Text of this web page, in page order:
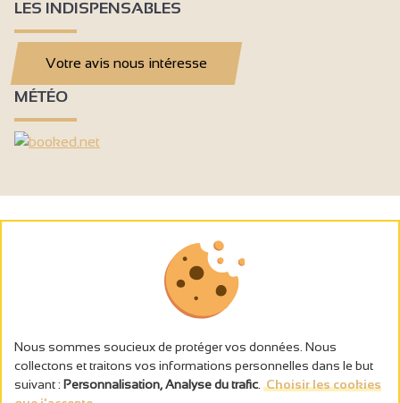
LES INDISPENSABLES
Votre avis nous intéresse
MÉTÉO
Nous sommes soucieux de protéger vos données. Nous
collectons et traitons vos informations personnelles dans le but
suivant : Personnalisation, Analyse du trafic Choisir les cookies